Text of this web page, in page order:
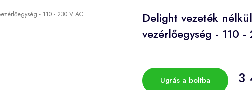
Delight vezeték
vezérlőegység - 110 -
Ugrás a boltba 3